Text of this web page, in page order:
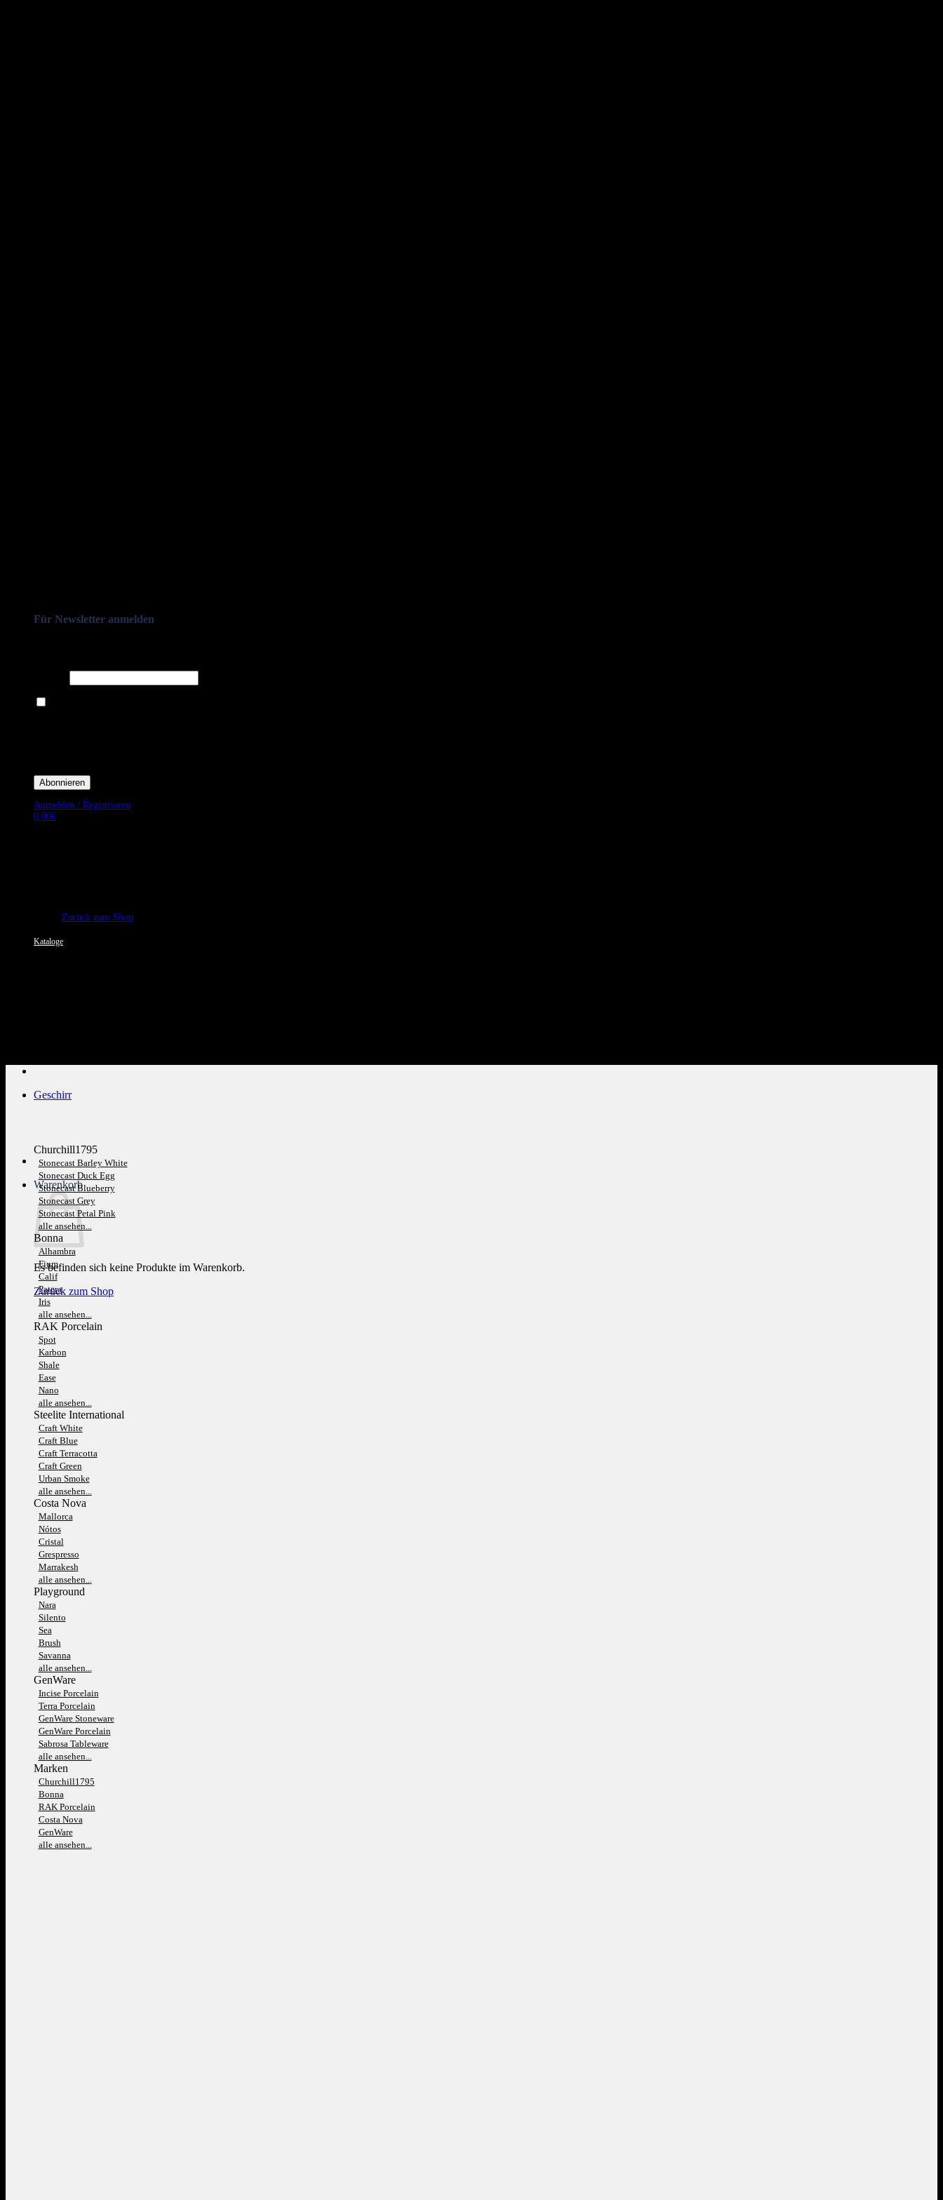
Für Newsletter anmelden
Anmelden / Registrieren
0,00€
Zurück zum Shop
Kataloge
Warenkorb
Es befinden sich keine Produkte im Warenkorb.
Zurück zum Shop
Geschirr
Churchill1795
Stonecast Barley White
Stonecast Duck Egg
Stonecast Blueberry
Stonecast Grey
Stonecast Petal Pink
alle ansehen...
Bonna
Alhambra
Fium
Calif
Patera
Iris
alle ansehen...
RAK Porcelain
Spot
Karbon
Shale
Ease
Nano
alle ansehen...
Steelite International
Craft White
Craft Blue
Craft Terracotta
Craft Green
Urban Smoke
alle ansehen...
Costa Nova
Mallorca
Nótos
Cristal
Grespresso
Marrakesh
alle ansehen...
Playground
Nara
Silento
Sea
Brush
Savanna
alle ansehen...
GenWare
Incise Porcelain
Terra Porcelain
GenWare Stoneware
GenWare Porcelain
Sabrosa Tableware
alle ansehen...
Marken
Churchill1795
Bonna
RAK Porcelain
Costa Nova
GenWare
alle ansehen...